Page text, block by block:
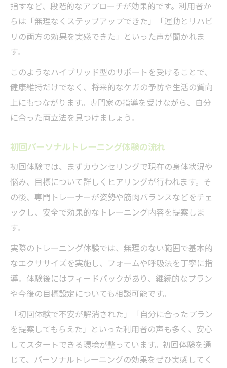
指すなど、段階的なアプローチが効果的です。利用者か
らは「無理なくステップアップできた」「運動とリハビ
リの両方の効果を実感できた」といった声が聞かれま
す。
このようなハイブリッド型のサポートを受けることで、
健康維持だけでなく、将来的なケガの予防や生活の質向
上にもつながります。専門家の指導を受けながら、自分
に合った両立法を見つけましょう。
初回パーソナルトレーニング体験の流れ
初回体験では、まずカウンセリングで現在の身体状況や
悩み、目標について詳しくヒアリングが行われます。そ
の後、専門トレーナーが姿勢や筋肉バランスなどをチェ
ックし、安全で効果的なトレーニング内容を提案しま
す。
実際のトレーニング体験では、無理のない範囲で基本的
なエクササイズを実施し、フォームや呼吸法を丁寧に指
導。体験後にはフィードバックがあり、継続的なプラン
や今後の目標設定についても相談可能です。
「初回体験で不安が解消された」「自分に合ったプラン
を提案してもらえた」といった利用者の声も多く、安心
してスタートできる環境が整っています。初回体験を通
じて、パーソナルトレーニングの効果をぜひ実感してく